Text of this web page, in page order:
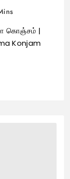
கொஞ்சம் |
Konjam